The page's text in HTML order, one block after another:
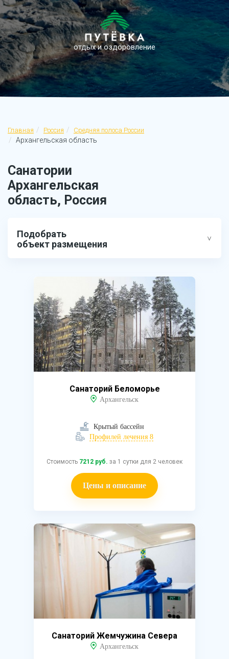
отдых и оздоровление
Главная Россия Средняя полоса России
Архангельская область
Санатории
Архангельская
область, Россия
Подобрать
объект размещения
Санаторий Беломорье
Архангельск
Крытый бассейн
Профилей лечения 8
Стоимость 7212 руб. за 1 сутки для 2 человек
Цены и описание
Санаторий Жемчужина Севера
Архангельск